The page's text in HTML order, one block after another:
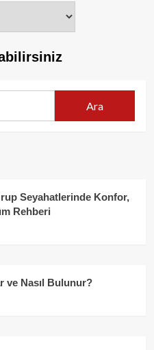
Seyahatlerinde Konfor,
Rehberi
ve Nasıl Bulunur?